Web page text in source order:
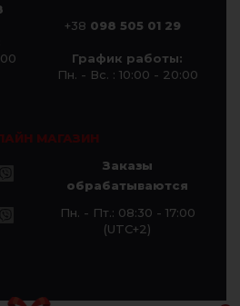
+38 098 505 01 29
График работы:
Пн. - Вс. : 10:00 - 20:00
МАГАЗИН
Заказы
обрабатываются
Пн. - Пт.: 08:30 - 17:00
(UTC+2)